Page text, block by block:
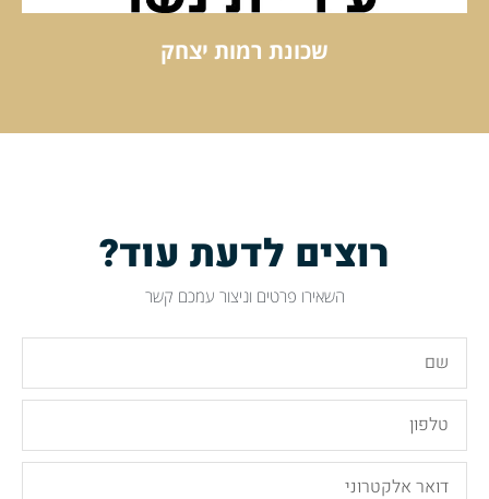
שכונת רמות יצחק
שכונת רמות יצחק
רוצים לדעת עוד?
השאירו פרטים וניצור עמכם קשר